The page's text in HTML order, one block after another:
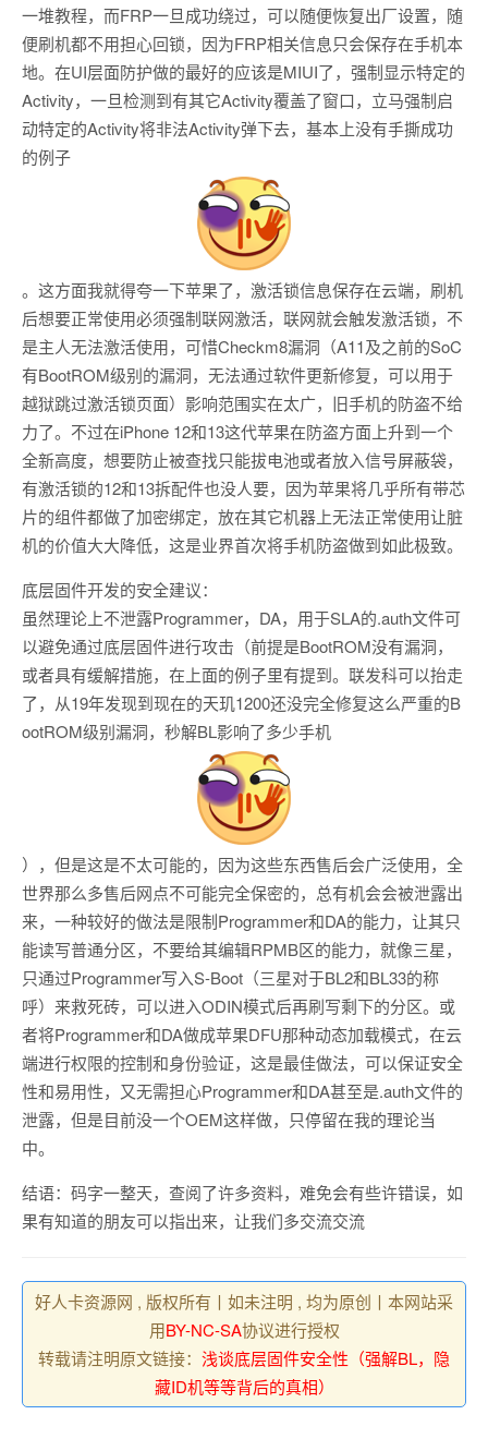
一堆教程，而FRP一旦成功绕过，可以随便恢复出厂设置，随
便刷机都不用担心回锁，因为FRP相关信息只会保存在手机本
地。在UI层面防护做的最好的应该是MIUI了，强制显示特定的
Activity，一旦检测到有其它Activity覆盖了窗口，立马强制启
动特定的Activity将非法Activity弹下去，基本上没有手撕成功
的例子
。这方面我就得夸一下苹果了，激活锁信息保存在云端，刷机
后想要正常使用必须强制联网激活，联网就会触发激活锁，不
是主人无法激活使用，可惜Checkm8漏洞（A11及之前的SoC
有BootROM级别的漏洞，无法通过软件更新修复，可以用于
越狱跳过激活锁页面）影响范围实在太广，旧手机的防盗不给
力了。不过在iPhone 12和13这代苹果在防盗方面上升到一个
全新高度，想要防止被查找只能拔电池或者放入信号屏蔽袋，
有激活锁的12和13拆配件也没人要，因为苹果将几乎所有带芯
片的组件都做了加密绑定，放在其它机器上无法正常使用让脏
机的价值大大降低，这是业界首次将手机防盗做到如此极致。
底层固件开发的安全建议：
虽然理论上不泄露Programmer，DA，用于SLA的.auth文件可
以避免通过底层固件进行攻击（前提是BootROM没有漏洞，
或者具有缓解措施，在上面的例子里有提到。联发科可以抬走
了，从19年发现到现在的天玑1200还没完全修复这么严重的B
ootROM级别漏洞，秒解BL影响了多少手机
），但是这是不太可能的，因为这些东西售后会广泛使用，全
世界那么多售后网点不可能完全保密的，总有机会会被泄露出
来，一种较好的做法是限制Programmer和DA的能力，让其只
能读写普通分区，不要给其编辑RPMB区的能力，就像三星，
只通过Programmer写入S-Boot（三星对于BL2和BL33的称
呼）来救死砖，可以进入ODIN模式后再刷写剩下的分区。或
者将Programmer和DA做成苹果DFU那种动态加载模式，在云
端进行权限的控制和身份验证，这是最佳做法，可以保证安全
性和易用性，又无需担心Programmer和DA甚至是.auth文件的
泄露，但是目前没一个OEM这样做，只停留在我的理论当
中。
结语：码字一整天，查阅了许多资料，难免会有些许错误，如
果有知道的朋友可以指出来，让我们多交流交流
好人卡资源网 , 版权所有丨如未注明 , 均为原创丨本网站采
用BY-NC-SA协议进行授权
转载请注明原文链接： 浅谈底层固件安全性（强解BL，隐
藏ID机等等背后的真相）